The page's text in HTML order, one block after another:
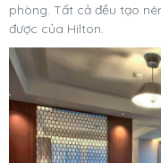
phòng. Tất cả đều tạo
được của Hilton.